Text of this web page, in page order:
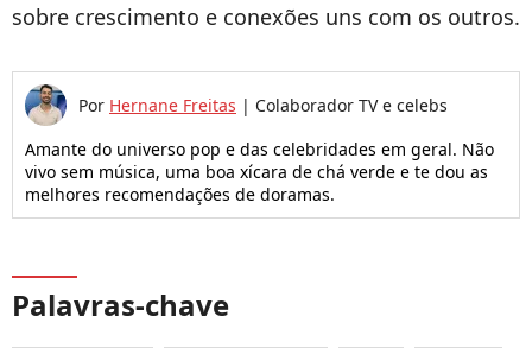
sobre crescimento e conexões uns com os outros.
Por Hernane Freitas | Colaborador TV e celebs
Amante do universo pop e das celebridades em geral. Não
vivo sem música, uma boa xícara de chá verde e te dou as
melhores recomendações de doramas.
Palavras-chave